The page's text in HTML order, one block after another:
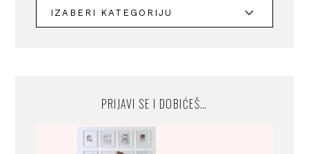
PRIJAVI SE I DOBIĆEŠ…